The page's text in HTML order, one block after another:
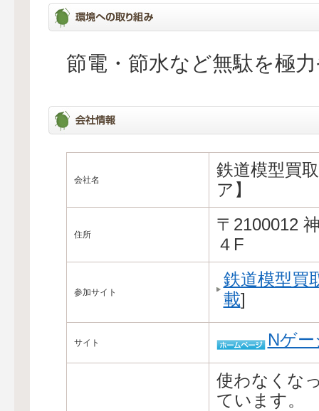
節電・節水など無駄を極
会社名
鉄道模型買
ア】
住所
〒2100012
４F
参加サイト
鉄道模型買
載]
サイト Nゲ
使わなくな
ています。